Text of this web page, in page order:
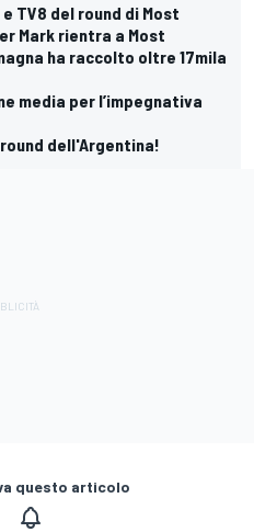
TV8 del round di Most
Mark rientra a Most
ha raccolto oltre 17mila
media per l’impegnativa
dell'Argentina!
questo articolo